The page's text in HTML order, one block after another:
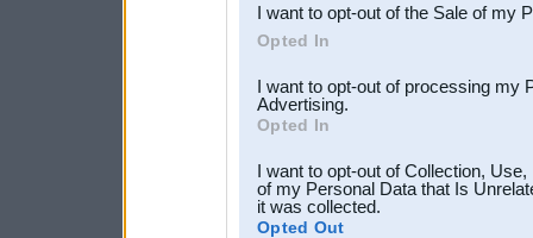
I want to opt-out of the Sale of my
Opted In
I want to opt-out of processing my
Advertising.
Opted In
I want to opt-out of Collection,
of my Personal Data that Is
it was collected.
Opted Out